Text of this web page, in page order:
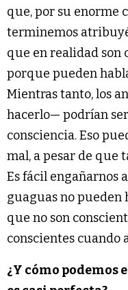
que, por su enorme
terminemos
que en realidad son
porque pueden
Mientras tanto, los
hacerlo— podrían
consciencia. Eso
mal, a pesar de que
Es fácil engañarnos
guaguas no pueden
que no son
conscientes cuando
¿Y cómo